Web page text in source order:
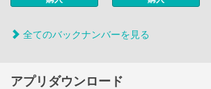
全てのバックナンバーを見る
アプリダウンロード